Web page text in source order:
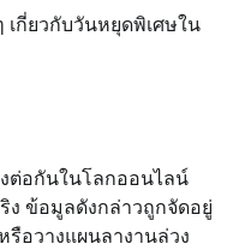
กี่ยวกับวันหยุดพิเศษใน
ต่อกันในโลกออนไลน์
ง ข้อมูลดังกล่าวถูกจัดอยู่
อวางแผนลางานล่วง